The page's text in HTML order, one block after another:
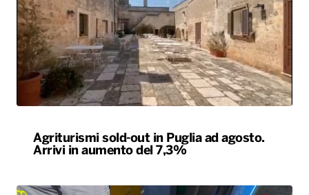
Agriturismi sold-out in Puglia ad agosto.
Arrivi in aumento del 7,3%